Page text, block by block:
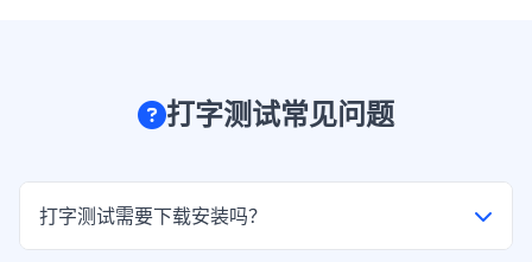
打字测试常见问题
打字测试需要下载安装吗？